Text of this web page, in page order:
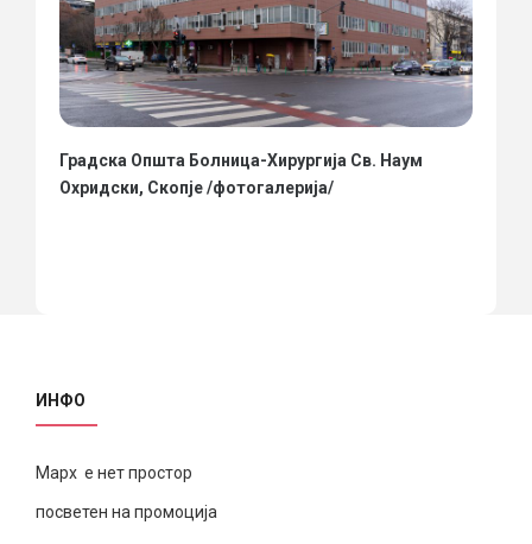
Градска Општа Болница-Хирургија Св. Наум
Охридски, Скопје /фотогалерија/
ИНФО
Марх е нет простор
посветен на промоција